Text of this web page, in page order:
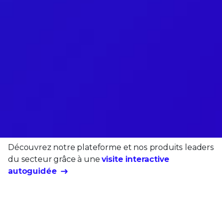
Découvrez notre plateforme et nos produits leaders
du secteur grâce à unevisite interactive
autoguidée